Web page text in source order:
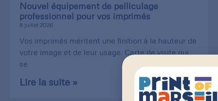
Nouvel équipement de pelliculage
professionnel pour vos imprimés
8 juillet 2026
Vos imprimés méritent une finition à la hauteur de
votre image et de leur usage. Carte de visite qui
se
Lire la suite »